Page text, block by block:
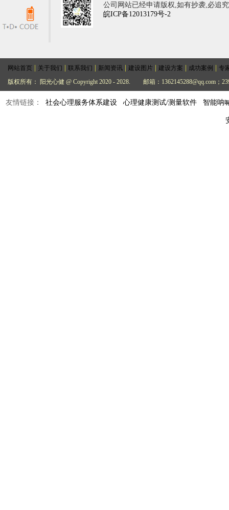
公司网站已经申请版权,如有抄袭,必追
皖ICP备12013179号-2
网站首页 关于我们 联系我们 新闻资讯 建设图片 建设方案 成功案例
专
版权所有： 阳光心健 @ Copyright 2020 - 2028.
邮箱：1362145288@qq.com；
友情链接： 社会心理服务体系建设 心理健康测试/测量软件 智能呐